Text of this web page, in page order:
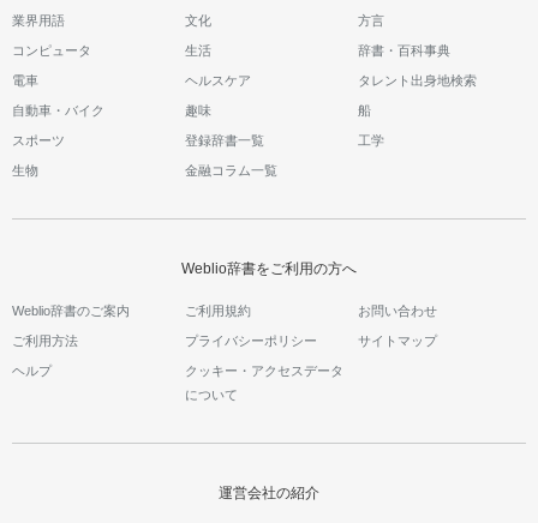
業界用語 文化 方言
コンピュータ 生活 辞書・百科事典
電車 ヘルスケア タレント出身地検索
自動車・バイク 趣味 船
スポーツ 登録辞書一覧 工学
生物 金融コラム一覧
Weblio辞書をご利用の方へ
Weblio辞書のご案内 ご利用規約 お問い合わせ
ご利用方法 プライバシーポリシー サイトマップ
ヘルプ
クッキー・アクセスデータ
について
運営会社の紹介